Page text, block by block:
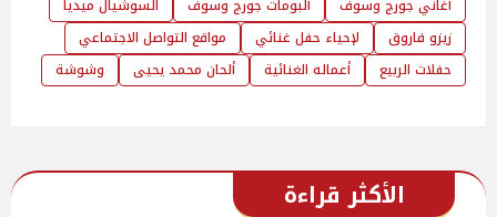
أغاني جورج وسوف
ألبومات جورج وسوف
السوشيال ميديا
زيزو فاروق
لإحياء حفل غنائي
مواقع التواصل الاجتماعي
حفلات الربيع
أعماله الغنائية ألحان محمد يحيى وشوشة
الأكثر قراءة